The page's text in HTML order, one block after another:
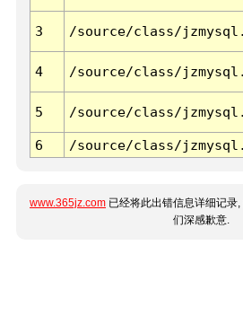
3 /source/class/
4 /source/class/
5 /source/class/
6 /source/class/
www.365jz.com 已经将此出错信息详细记录
们深感歉意.